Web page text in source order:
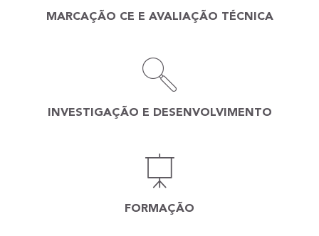
MARCAÇÃO CE E AVALIAÇÃO TÉCNICA
INVESTIGAÇÃO E DESENVOLVIMENTO
FORMAÇÃO